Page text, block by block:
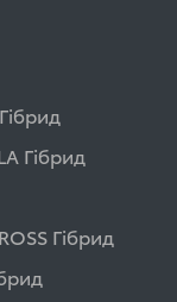
Гібрид
Гібрид